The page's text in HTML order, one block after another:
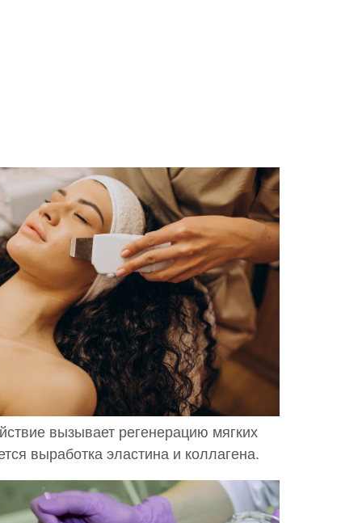
вызывает регенерацию мягких
выработка эластина и коллагена.